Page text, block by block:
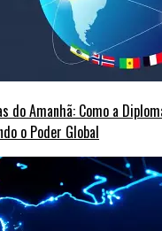
do Amanhã: Como a
o Poder Global